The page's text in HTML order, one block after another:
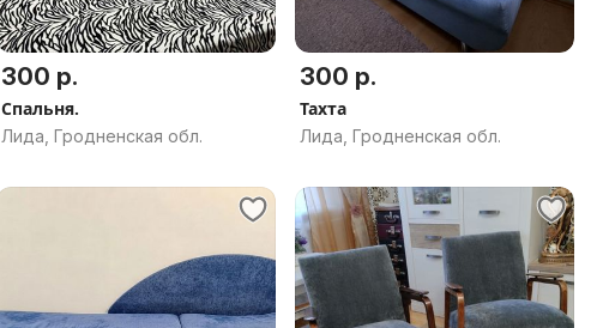
300 р.
Спальня.
Лида, Гродненская обл.
300 р.
Тахта
Лида, Гродненская обл.